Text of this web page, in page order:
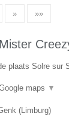
» »»
plaats Solre sur
maps ▼
(Limburg)